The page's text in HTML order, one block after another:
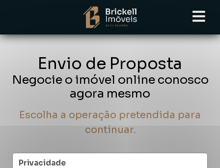
Privacidade
Envio de Proposta
Negocie o imóvel online conosco
agora mesmo
Escolha a operação pretendida para
continuar.